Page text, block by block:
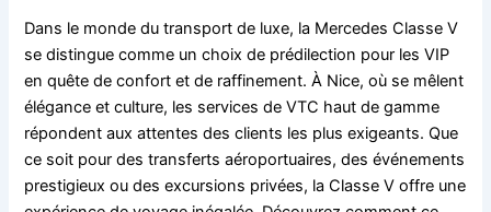
Dans le monde du transport de luxe, la Mercedes Classe V
se distingue comme un choix de prédilection pour les VIP
en quête de confort et de raffinement. À Nice, où se mêlent
élégance et culture, les services de VTC haut de gamme
répondent aux attentes des clients les plus exigeants. Que
ce soit pour des transferts aéroportuaires, des événements
prestigieux ou des excursions privées, la Classe V offre une